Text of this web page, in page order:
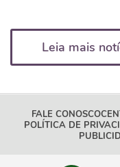
Leia mais
FALE CONOSCO
POLÍTICA DE